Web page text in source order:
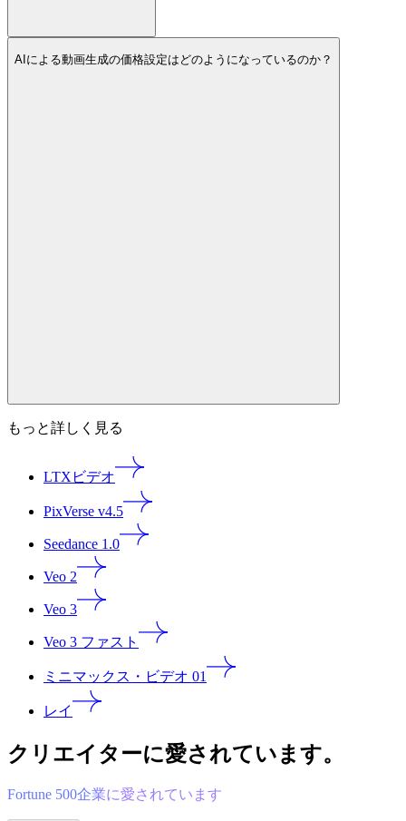
AIによる動画生成の価格設定はどのようになっているのか？
もっと詳しく見る
LTXビデオ
PixVerse v4.5
Seedance 1.0
Veo 2
Veo 3
Veo 3 ファスト
ミニマックス・ビデオ 01
レイ
クリエイターに愛されています。
Fortune 500企業に愛されています